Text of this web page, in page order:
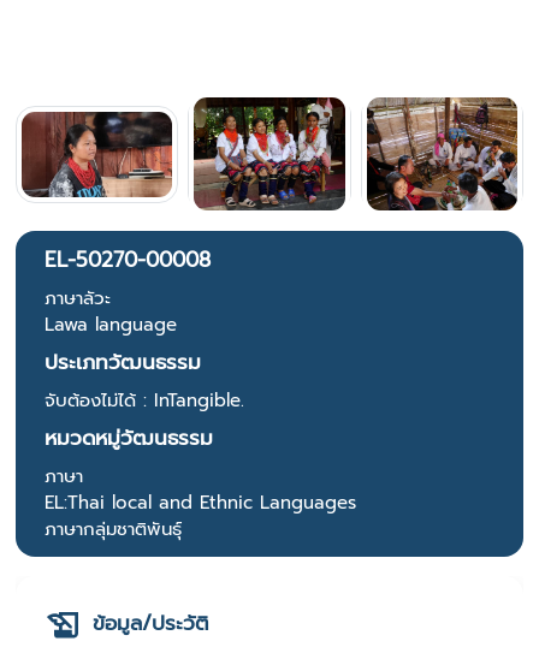
EL-50270-00008
ภาษาลัวะ
Lawa language
ประเภทวัฒนธรรม
จับต้องไม่ได้ : InTangible.
หมวดหมู่วัฒนธรรม
ภาษา
EL:Thai local and Ethnic Languages
ภาษากลุ่มชาติพันธุ์
ข้อมูล/ประวัติ